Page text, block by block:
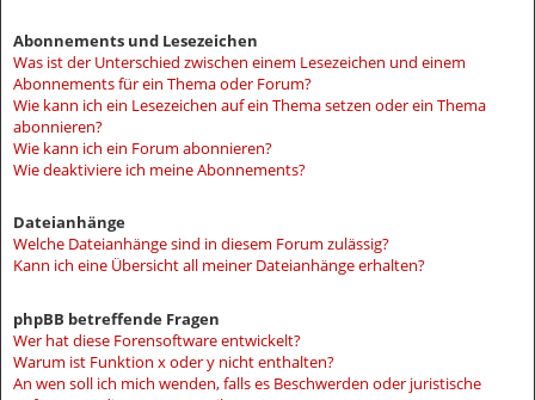
Abonnements und Lesezeichen
Was ist der Unterschied zwischen einem Lesezeichen und einem
Abonnements für ein Thema oder Forum?
Wie kann ich ein Lesezeichen auf ein Thema setzen oder ein Thema
abonnieren?
Wie kann ich ein Forum abonnieren?
Wie deaktiviere ich meine Abonnements?
Dateianhänge
Welche Dateianhänge sind in diesem Forum zulässig?
Kann ich eine Übersicht all meiner Dateianhänge erhalten?
phpBB betreffende Fragen
Wer hat diese Forensoftware entwickelt?
Warum ist Funktion x oder y nicht enthalten?
An wen soll ich mich wenden, falls es Beschwerden oder juristische